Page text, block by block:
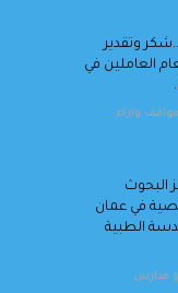
وتقدير
العاملين في
مواقف واراء
البحوث
في عمان
الطبية
مدارس